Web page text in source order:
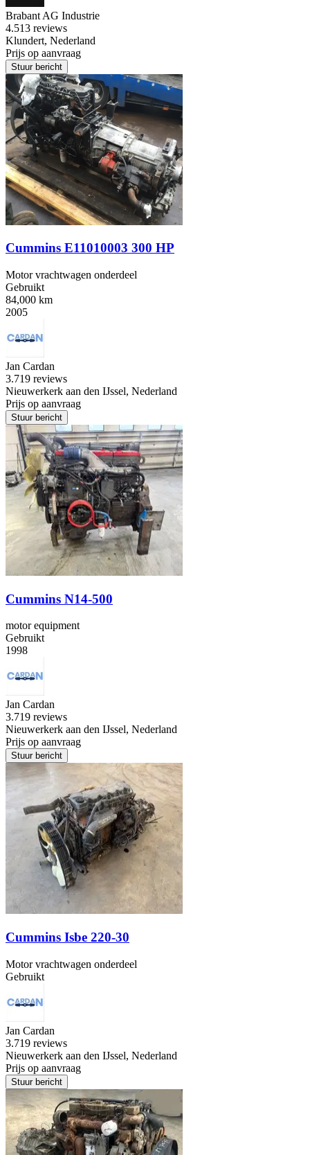
Brabant AG Industrie
4.513 reviews
Klundert, Nederland
Prijs op aanvraag
Stuur bericht
Cummins E11010003 300 HP
Motor vrachtwagen onderdeel
Gebruikt
84,000 km
2005
Jan Cardan
3.719 reviews
Nieuwerkerk aan den IJssel, Nederland
Prijs op aanvraag
Stuur bericht
Cummins N14-500
motor equipment
Gebruikt
1998
Jan Cardan
3.719 reviews
Nieuwerkerk aan den IJssel, Nederland
Prijs op aanvraag
Stuur bericht
Cummins Isbe 220-30
Motor vrachtwagen onderdeel
Gebruikt
Jan Cardan
3.719 reviews
Nieuwerkerk aan den IJssel, Nederland
Prijs op aanvraag
Stuur bericht